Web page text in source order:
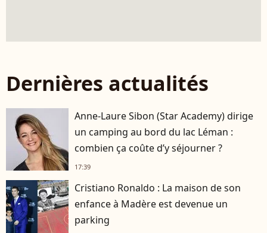
Dernières actualités
Anne-Laure Sibon (Star Academy) dirige
un camping au bord du lac Léman :
combien ça coûte d’y séjourner ?
17:39
Cristiano Ronaldo : La maison de son
enfance à Madère est devenue un
parking